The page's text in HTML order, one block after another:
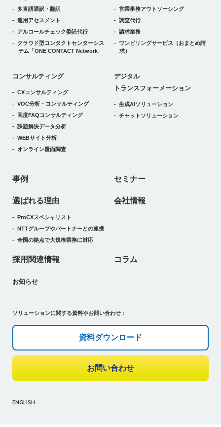
多言語通訳・翻訳
運用アセスメント
アルコールチェック委託代行
クラウド型コンタクトセンターシス
テム 「ONE CONTACT Network」
営業事務アウトソーシング
調査代行
請求業務
ワンビリングサービス （おまとめ請
求）
コンサルティング
CXコンサルティング
VOC分析・コンサルティング
高度FAQコンサルティング
課題解決データ分析
WEBサイト分析
オンライン覆面調査
デジタルトランスフォーメーション
デジタル
トランスフォーメーション
生成AIソリューション
チャットソリューション
事例 セミナー
選ばれる理由
ProCXスペシャリスト
NTTグループやパートナーとの連携
全国の拠点で大規模業務に対応
会社情報
採用関連情報 コラム
お知らせ
ソリューションに関する資料やお問い合わせ :
資料ダウンロード
お問い合わせ
ENGLISH